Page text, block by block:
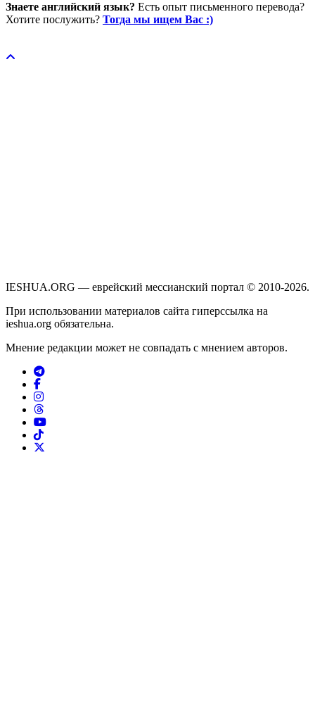
Знаете английский язык? Есть опыт письменного перевода?
Хотите послужить? Тогда мы ищем Вас :)
IESHUA.ORG — еврейский мессианский портал © 2010-2026.
При использовании материалов сайта гиперссылка на
ieshua.org обязательна.
Мнение редакции может не совпадать с мнением авторов.